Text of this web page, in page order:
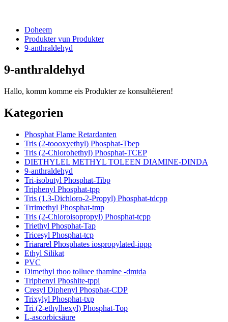
Doheem
Produkter vun Produkter
9-anthraldehyd
9-anthraldehyd
Hallo, komm komme eis Produkter ze konsultéieren!
Kategorien
Phosphat Flame Retardanten
Tris (2-toooxyethyl) Phosphat-Tbep
Tris (2-Chlorohethyl) Phosphat-TCEP
DIETHYLEL METHYL TOLEEN DIAMINE-DINDA
9-anthraldehyd
Tri-isobutyl Phosphat-Tibp
Triphenyl Phosphat-tpp
Tris (1.3-Dichloro-2-Propyl) Phosphat-tdcpp
Trrimethyl Phosphat-tmp
Tris (2-Chloroisopropyl) Phosphat-tcpp
Triethyl Phosphat-Tap
Tricesyl Phosphat-tcp
Triararel Phosphates iospropylated-ippp
Ethyl Silikat
PVC
Dimethyl thoo tolluee thamine -dmtda
Triphenyl Phoshite-tppi
Cresyl Diphenyl Phosphat-CDP
Trixylyl Phosphat-txp
Tri (2-ethylhexyl) Phosphat-Top
L-ascorbicsäure